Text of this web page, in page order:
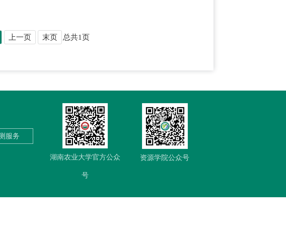
上一页 末页 总共1页
服务
湖南农业大学官方公众
号
资源学院公众号